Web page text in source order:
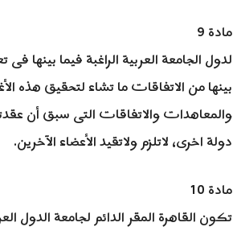
مادة 9
لدول الجامعة العربية الراغبة فيما بينها
بينها من الاتفاقات ما تشاء لتحقيق هذه
والمعاهدات والاتفاقات التى سبق أن
دولة اخرى، لاتلزم ولاتقيد الأعضاء الآخرين.
مادة 10
تكون القاهرة المقر الدائم لجامعة الدول